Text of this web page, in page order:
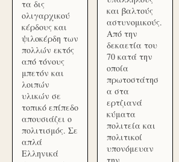
τα δις
ολιγαρχικού
κέρδους και
ψιλοκέρδη των
πολλών εκτός
από τόνους
μπετόν και
λοιπών
υλικών σε
τοπικό επίπεδο
απουσιάζει ο
πολιτισμός. Σε
απλά
Ελληνικά
και βαλτούς
αστυνομικούς.
Από την
δεκαετία του
70 κατά την
οποία
πρωτοστάτησ
α στα
ερτζιανά
κύματα
πολιτεία και
πολιτικοί
υπονόμευαν